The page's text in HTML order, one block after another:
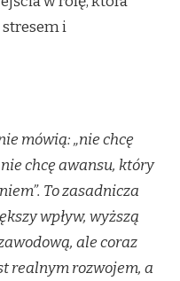
stresem i
mówią: „nie chcę
chcę awansu, który
To zasadnicza
wpływ, wyższą
ale coraz
realnym rozwojem, a